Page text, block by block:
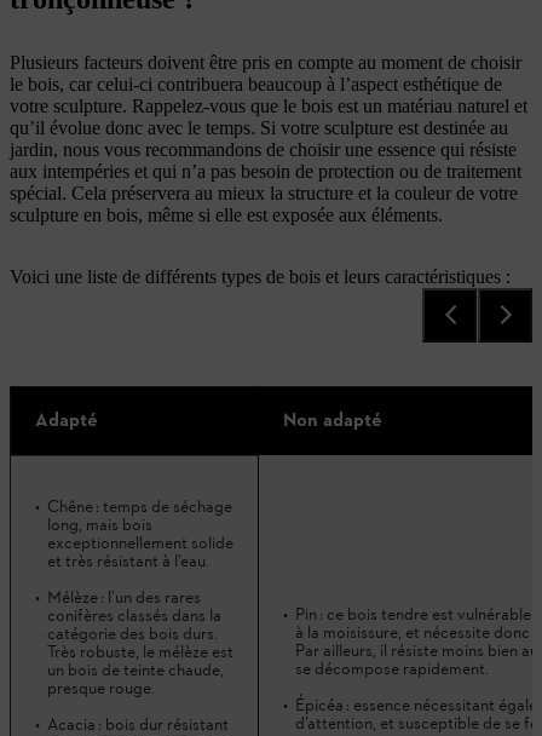
Plusieurs facteurs doivent être pris en compte au moment de choisir
le bois, car celui-ci contribuera beaucoup à l’aspect esthétique de
votre sculpture. Rappelez-vous que le bois est un matériau naturel et
qu’il évolue donc avec le temps. Si votre sculpture est destinée au
jardin, nous vous recommandons de choisir une essence qui résiste
aux intempéries et qui n’a pas besoin de protection ou de traitement
spécial. Cela préservera au mieux la structure et la couleur de votre
sculpture en bois, même si elle est exposée aux éléments.
Voici une liste de différents types de bois et leurs caractéristiques :
Adapté Non adapté
Chêne : temps de séchage
long, mais bois
exceptionnellement solide
et très résistant à l’eau.
Mélèze : l’un des rares
conifères classés dans la
catégorie des bois durs.
Très robuste, le mélèze est
un bois de teinte chaude,
presque rouge.
Acacia : bois dur résistant
Pin : ce bois tendre est vulnérable
à la moisissure, et nécessite donc
Par ailleurs, il résiste moins bien
se décompose rapidement.
Épicéa : essence nécessitant
d’attention, et susceptible de se